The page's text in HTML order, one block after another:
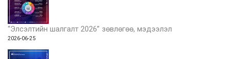
“Элсэлтийн шалгалт 2026” зөвлөгөө, мэдээлэл
2026-06-25